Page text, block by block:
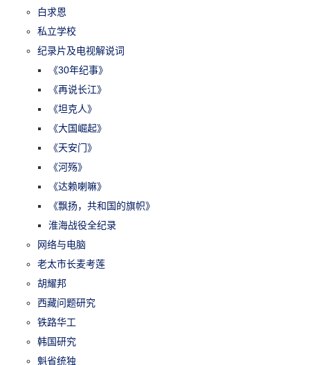
白求恩
私立学校
纪录片及电视解说词
《30年纪事》
《再说长江》
《坦克人》
《大国崛起》
《天安门》
《河殇》
《达赖喇嘛》
《飘扬，共和国的旗帜》
淮海战役全纪录
网络与电脑
老太市长麦考莲
胡耀邦
西藏问题研究
铁路华工
韩国研究
魁省统独